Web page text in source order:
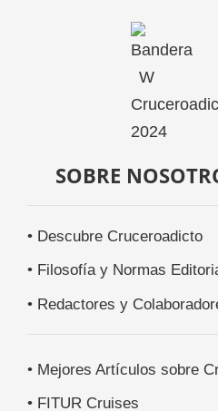
SOBRE
• Descubre Cruceroadicto
• Filosofía y Normas
• Redactores y
• Mejores Artículos sobre
• FITUR Cruises